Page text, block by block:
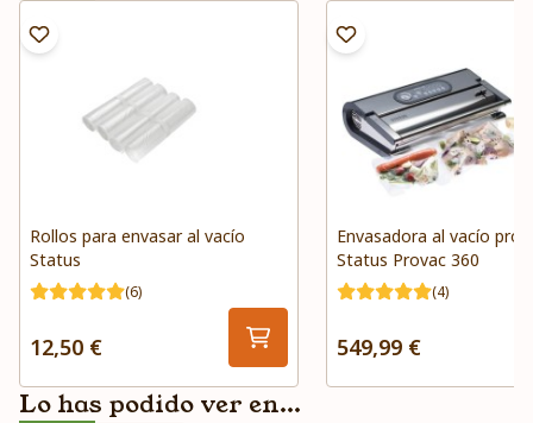
Rollos para envasar al vacío
Status
(6)
12,50 €
Envasadora al vacío
Status Provac 360
(4)
549,99 €
Lo has podido ver en...